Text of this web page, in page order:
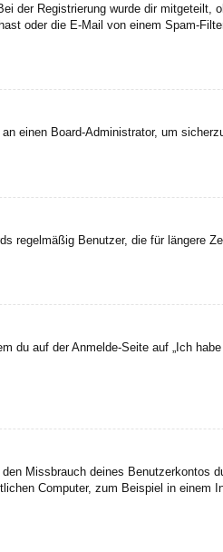
der Registrierung wurde dir mitgeteilt,
oder die E-Mail von einem Spam-
einen Board-Administrator, um
regelmäßig Benutzer, die für längere
auf der Anmelde-Seite auf „Ich
Missbrauch deines Benutzerkontos
Computer, zum Beispiel in einem